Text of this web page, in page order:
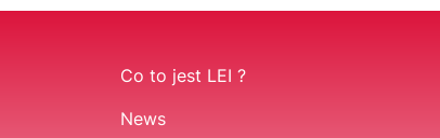
Co to jest LEI ?
News